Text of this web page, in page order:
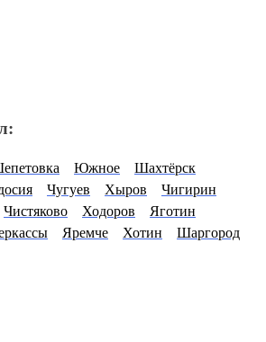
Южное
Шахтёрск
Чугуев Хыров
Чигирин
Чистяково Ходоров
Яготин
Яремче Хотин
Шаргород